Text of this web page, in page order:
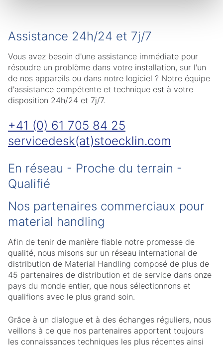
Assistance 24h/24 et 7j/7
Vous avez besoin d'une assistance immédiate pour
résoudre un problème dans votre installation, sur l'un
de nos appareils ou dans notre logiciel ? Notre équipe
d'assistance compétente et technique est à votre
disposition 24h/24 et 7j/7.
+41 (0) 61 705 84 25
servicedesk(at)stoecklin.com
En réseau - Proche du terrain -
Qualifié
Nos partenaires commerciaux pour
material handling
Afin de tenir de manière fiable notre promesse de
qualité, nous misons sur un réseau international de
distribution de Material Handling composé de plus de
45 partenaires de distribution et de service dans onze
pays du monde entier, que nous sélectionnons et
qualifions avec le plus grand soin.
Grâce à un dialogue et à des échanges réguliers, nous
veillons à ce que nos partenaires apportent toujours
les connaissances techniques les plus récentes ainsi